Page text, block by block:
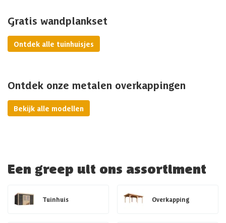
Gratis wandplankset
Ontdek alle tuinhuisjes
Ontdek onze metalen overkappingen
Bekijk alle modellen
Een greep uit ons assortiment
Tuinhuis Overkapping